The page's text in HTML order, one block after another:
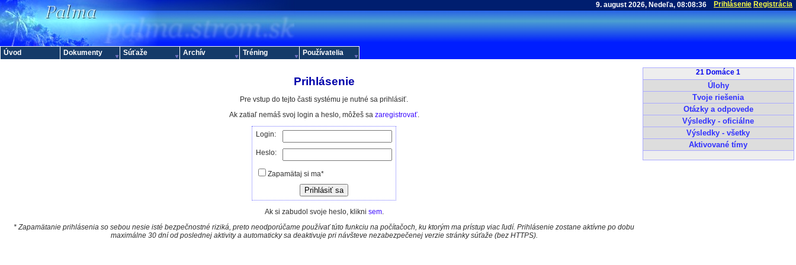
Prihlásenie Registrácia
Prihlásenie
Pre vstup do tejto časti systému je nutné sa prihlásiť.
Ak zatiaľ nemáš svoj login a heslo, môžeš sa zaregistrovať.
Login:
Heslo:
Zapamätaj si ma*
Ak si zabudol svoje heslo, klikni sem.
* Zapamätanie prihlásenia so sebou nesie isté bezpečnostné riziká, preto neodporúčame používať túto funkciu na počítačoch, ku ktorým ma prístup viac ľudí. Prihlásenie zostane aktívne po dobu
maximálne 30 dní od poslednej aktivity a automaticky sa deaktivuje pri návšteve nezabezpečenej verzie stránky súťaže (bez HTTPS).
21 Domáce 1
Úlohy
Tvoje riešenia
Otázky a odpovede
Výsledky - oficiálne
Výsledky - všetky
Aktivované tímy
Úvod Dokumenty Súťaže Archív Tréning Používatelia